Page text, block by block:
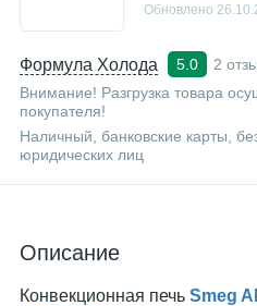
Формула Холода 5.0
2
Внимание! Разгрузка товара
покупателя!
Наличный, банковские карты,
юридических лиц
Обновлено
Описание
Конвекционная печь Smeg